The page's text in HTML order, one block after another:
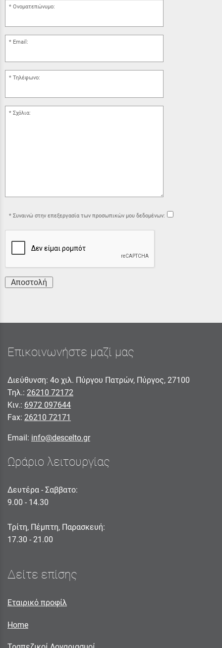
Ονοματεπώνυμο:
Email:
Τηλέφωνο:
Σχόλια:
Συναινώ στην επεξεργασία των προσωπικών μου δεδομένων:
Αποστολή
Επικοινωνήστε μαζί μας
Διεύθυνση: 4ο χιλ. Πύργου Πατρών, Πύργος, 27100
Τηλ.: 26210 72172
Κιν.: 6972 097644
Fax: 26210 72171
Email: info@descelto.gr
Ωράριο λειτουργίας
Δευτέρα - Σαββατο:
9.00 - 14.30
Τρίτη, Πέμπτη, Παρασκευή:
17.30 - 21.00
Δείτε επίσης
Εταιρικό προφίλ
Home